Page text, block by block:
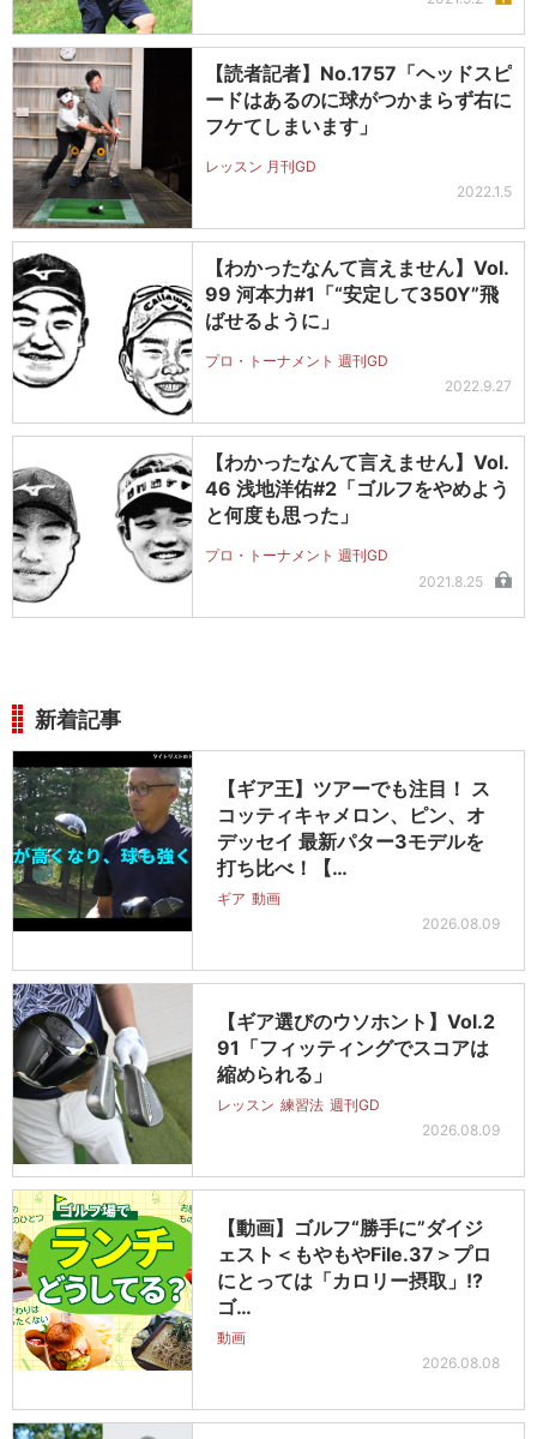
【読者記者】No.1757「ヘッドスピ
ードはあるのに球がつかまらず右に
フケてしまいます」
レッスン 月刊GD
2022.1.5
【わかったなんて言えません】Vol.
99 河本力#1「“安定して350Y”飛
ばせるように」
プロ・トーナメント 週刊GD
2022.9.27
【わかったなんて言えません】Vol.
46 浅地洋佑#2「ゴルフをやめよう
と何度も思った」
プロ・トーナメント 週刊GD
2021.8.25
新着記事
【ギア王】ツアーでも注目！ ス
コッティキャメロン、ピン、オ
デッセイ 最新パター3モデルを
打ち比べ！【…
ギア 動画
2026.08.09
【ギア選びのウソホント】Vol.2
91「フィッティングでスコアは
縮められる」
レッスン 練習法 週刊GD
2026.08.09
【動画】ゴルフ“勝手に”ダイジ
ェスト＜もやもやFile.37＞プロ
にとっては「カロリー摂取」!?
ゴ…
動画
2026.08.08